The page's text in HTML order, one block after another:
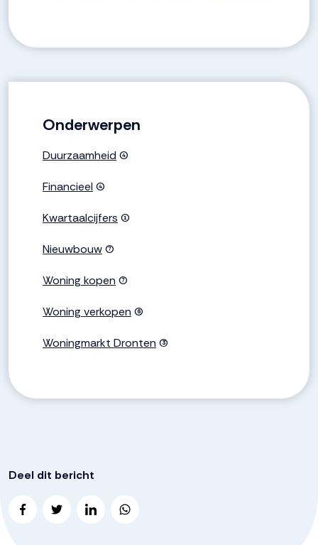
Onderwerpen
Duurzaamheid (4)
Financieel (4)
Kwartaalcijfers (1)
Nieuwbouw(7)
Woning kopen (7)
Woning verkopen (6)
Woningmarkt Dronten (3)
Deel dit bericht